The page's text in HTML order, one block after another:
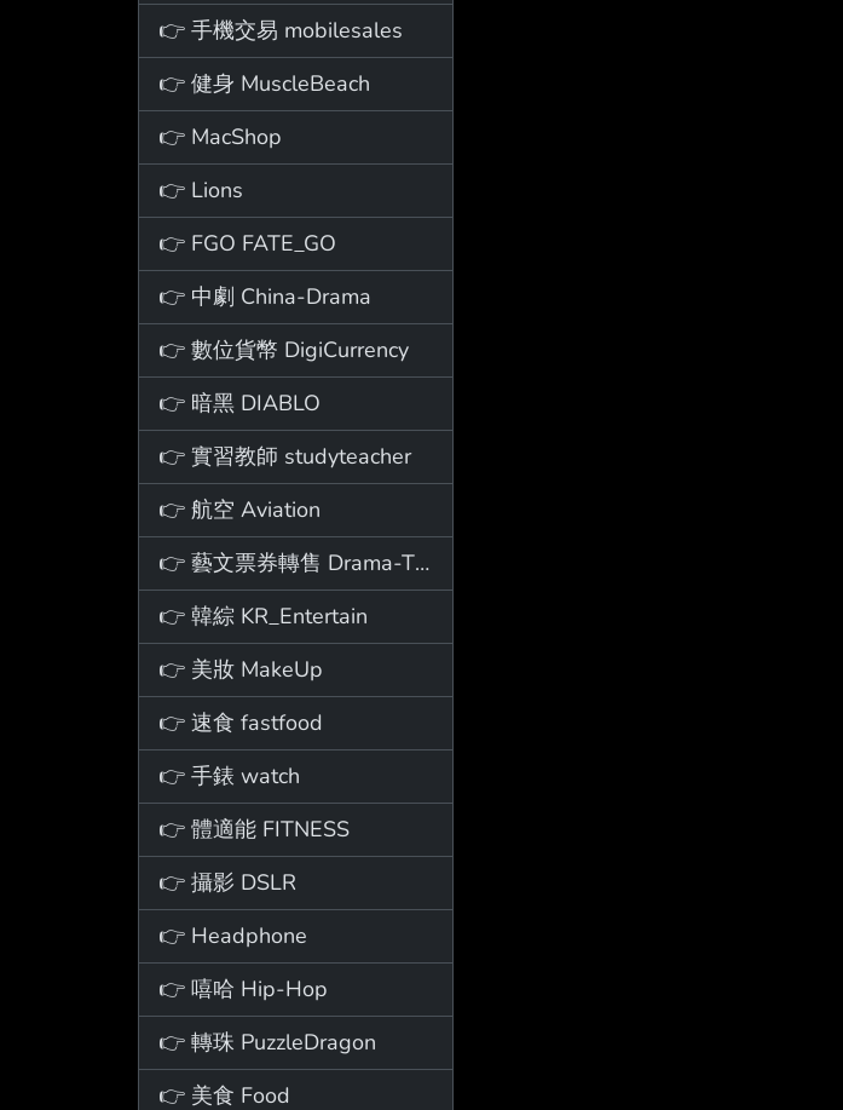
👉 手機交易 mobilesales
👉 健身 MuscleBeach
👉 MacShop
👉 Lions
👉 FGO FATE_GO
👉 中劇 China-Drama
👉 數位貨幣 DigiCurrency
👉 暗黑 DIABLO
👉 實習教師 studyteacher
👉 航空 Aviation
👉 藝文票券轉售 Drama-Ticket
👉 韓綜 KR_Entertain
👉 美妝 MakeUp
👉 速食 fastfood
👉 手錶 watch
👉 體適能 FITNESS
👉 攝影 DSLR
👉 Headphone
👉 嘻哈 Hip-Hop
👉 轉珠 PuzzleDragon
👉 美食 Food